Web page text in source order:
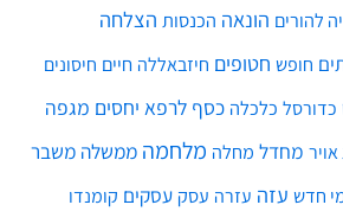
להורים הונאה הכנסות הצלחה
חופש חטופים חיזבאללה חיים חיסונים
כדורסל כלכלה כסף לרפא יחסים מגפה
מחדל מחלה מלחמה ממשלה משבר
חדש עזה עזרה עסק עסקים קומנדו